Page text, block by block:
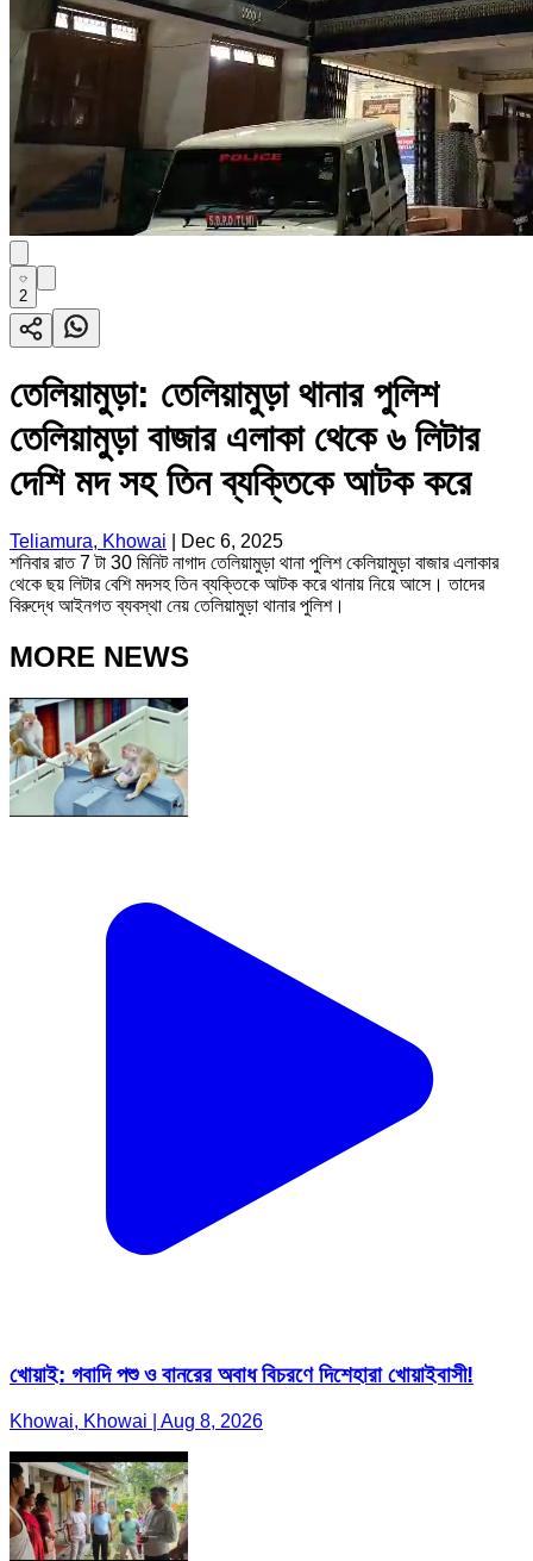
2
তেলিয়ামুড়া: তেলিয়ামুড়া থানার পুলিশ
তেলিয়ামুড়া বাজার এলাকা থেকে ৬ লিটার
দেশি মদ সহ তিন ব্যক্তিকে আটক করে
Teliamura, Khowai
Dec 6, 2025
শনিবার রাত 7 টা 30 মিনিট নাগাদ তেলিয়ামুড়া থানা পুলিশ কেলিয়ামুড়া বাজার এলাকার
থেকে ছয় লিটার বেশি মদসহ তিন ব্যক্তিকে আটক করে থানায় নিয়ে আসে। তাদের
বিরুদ্ধে আইনগত ব্যবস্থা নেয় তেলিয়ামুড়া থানার পুলিশ।
MORE NEWS
খোয়াই: গবাদি পশু ও বানরের অবাধ বিচরণে দিশেহারা খোয়াইবাসী!
Khowai, Khowai | Aug 8, 2026